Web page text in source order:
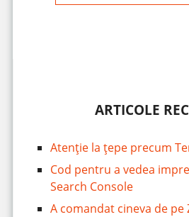
ARTICOLE
Atenție la țepe precum
Cod pentru a vedea
Search Console
A comandat cineva de pe